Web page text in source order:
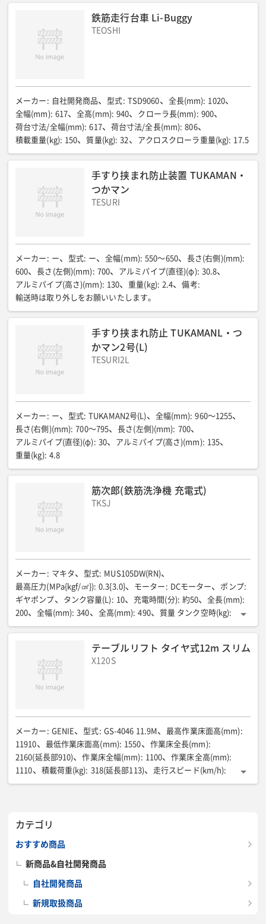
高さ調整範囲(mm)
350(ピッチ50)
レーザーセンサーユニット無し:40.5 レーザーセンサーユニット有
専用付属洗浄機: SBR-3005-4-2474
鉄筋走行台車 Li-Buggy
TEOSHI
メーカー : 自社開発商品 型式: TSD9060 全長(mm): 1020
全幅(mm): 617 全高(mm): 940 クローラ長(mm): 900
荷台寸法/全幅(mm): 617 荷台寸法/全長(mm): 806
積載重量(kg): 150 質量(kg): 32 アクロスクローラ重量(kg): 17.5
手すり挟まれ防止装置 TUKAMAN・
つかマン
TESURI
メーカー : ー 型式: ー 全幅(mm): 550〜650 長さ(右側)(mm):
600
長さ(左側)(mm): 700 アルミパイプ(直径)(φ): 30.8
アルミパイプ(高さ)(mm): 130 重量(kg): 2.4 備考:
輸送時は取り外しをお願いいたします。
手すり挟まれ防止 TUKAMANL・つ
かマン2号(L)
TESURI2L
メーカー : ー 型式: TUKAMAN2号(L) 全幅(mm): 960〜1255
長さ(右側)(mm): 700〜795 長さ(左側)(mm): 700
アルミパイプ(直径)(φ): 30 アルミパイプ(高さ)(mm): 135
重量(kg): 4.8
筋次郎(鉄筋洗浄機 充電式)
TKSJ
メーカー : マキタ 型式: MUS105DW(RN)
最高圧力(MPa{kgf/㎠}): 0.3{3.0} モーター : DCモーター ポンプ:
ギヤポンプ
タンク容量(L): 10 充電時間(分): 約50 全長(mm):
200
全幅(mm): 340 全高(mm): 490 質量 タンク空時(kg):
2.7
1充電あたりの噴霧量(L): 28 バッテリ:
テーブルリフト タイヤ式12m スリム
X120S
メーカー : GENIE 型式: GS-4046 11.9M 最高作業床面高(mm):
11910
最低作業床面高(mm): 1550 作業床全長(mm):
2160(延長部910)
作業床全幅(mm): 1100 作業床全高(mm):
1110
積載荷重(kg): 318(延長部113) 走行スピード(km/h):
0〜4.0(高)/0〜2.5(低)
登坂能力(度): 14 足回り:
機械質量(kg)
カテゴリ
おすすめ商品
新商品&自社開発商品
自社開発商品
新規取扱商品